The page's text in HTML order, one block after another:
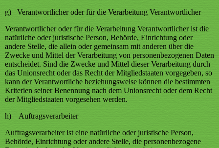
g) Verantwortlicher oder für die Verarbeitung Verantwortlicher
Verantwortlicher oder für die Verarbeitung Verantwortlicher ist die
natürliche oder juristische Person, Behörde, Einrichtung oder
andere Stelle, die allein oder gemeinsam mit anderen über die
Zwecke und Mittel der Verarbeitung von personenbezogenen Daten
entscheidet. Sind die Zwecke und Mittel dieser Verarbeitung durch
das Unionsrecht oder das Recht der Mitgliedstaaten vorgegeben, so
kann der Verantwortliche beziehungsweise können die bestimmten
Kriterien seiner Benennung nach dem Unionsrecht oder dem Recht
der Mitgliedstaaten vorgesehen werden.
h) Auftragsverarbeiter
Auftragsverarbeiter ist eine natürliche oder juristische Person,
Behörde, Einrichtung oder andere Stelle, die personenbezogene